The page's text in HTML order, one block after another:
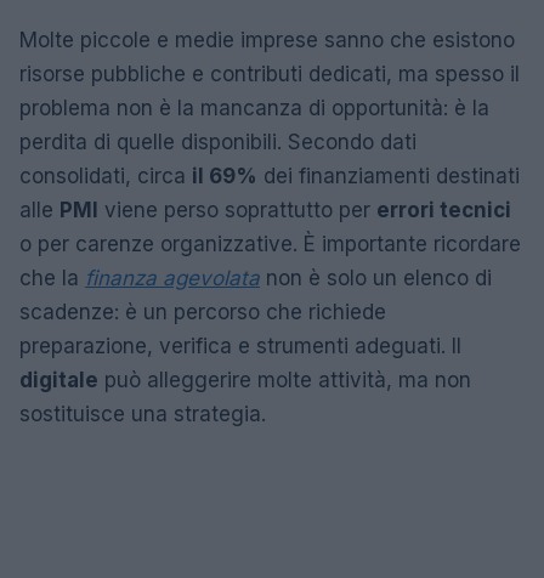
Molte piccole e medie imprese sanno che esistono
risorse pubbliche e contributi dedicati, ma spesso il
problema non è la mancanza di opportunità: è la
perdita di quelle disponibili. Secondo dati
consolidati, circa il 69% dei finanziamenti destinati
alle PMI viene perso soprattutto per errori tecnici
o per carenze organizzative. È importante ricordare
che la finanza agevolata non è solo un elenco di
scadenze: è un percorso che richiede
preparazione, verifica e strumenti adeguati. Il
digitale può alleggerire molte attività, ma non
sostituisce una strategia.